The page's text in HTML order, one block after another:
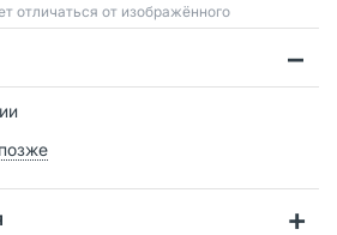
отличаться от изображённого